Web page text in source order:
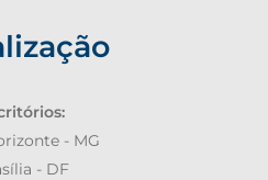
- MG
- DF